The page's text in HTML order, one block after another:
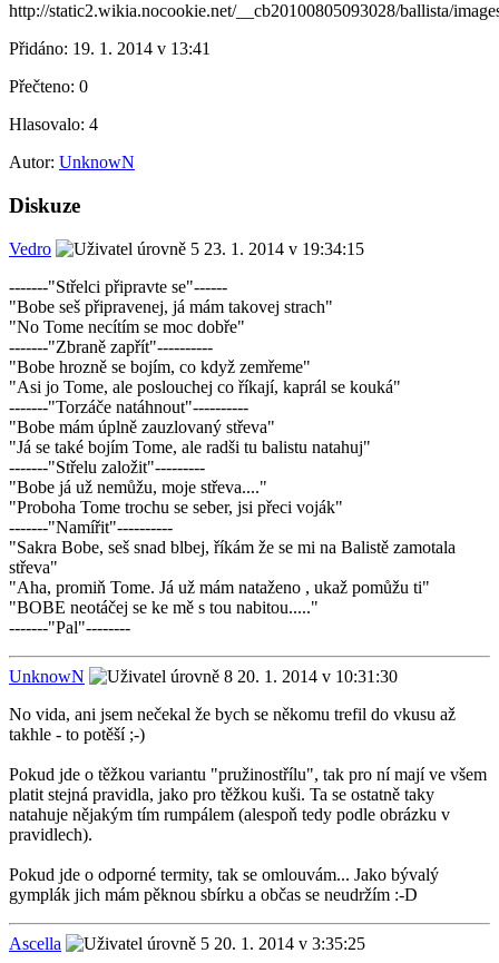
http://static2.wikia.nocookie.net/__cb20100805093028/ballista/
Přidáno: 19. 1. 2014 v 13:41
Přečteno: 0
Hlasovalo: 4
Autor: UnknowN
Diskuze
Vedro
23. 1. 2014 v 19:34:15
-------"Střelci připravte se"------
"Bobe seš připravenej, já mám takovej strach"
"No Tome necítím se moc dobře"
-------"Zbraně zapřít"----------
"Bobe hrozně se bojím, co když zemřeme"
"Asi jo Tome, ale poslouchej co říkají, kaprál se kouká"
-------"Torzáče natáhnout"----------
"Bobe mám úplně zauzlovaný střeva"
"Já se také bojím Tome, ale radši tu balistu natahuj"
-------"Střelu založit"---------
"Bobe já už nemůžu, moje střeva...."
"Proboha Tome trochu se seber, jsi přeci voják"
-------"Namířit"----------
"Sakra Bobe, seš snad blbej, říkám že se mi na Balistě zamotala
střeva"
"Aha, promiň Tome. Já už mám nataženo , ukaž pomůžu ti"
"BOBE neotáčej se ke mě s tou nabitou....."
-------"Pal"--------
UnknowN
20. 1. 2014 v 10:31:30
No vida, ani jsem nečekal že bych se někomu trefil do vkusu až
takhle - to potěší ;-)
Pokud jde o těžkou variantu "pružinostřílu", tak pro ní mají ve všem
platit stejná pravidla, jako pro těžkou kuši. Ta se ostatně taky
natahuje nějakým tím rumpálem (alespoň tedy podle obrázku v
pravidlech).
Pokud jde o odporné termity, tak se omlouvám... Jako bývalý
gymplák jich mám pěknou sbírku a občas se neudržím :-D
Ascella
20. 1. 2014 v 3:35:25